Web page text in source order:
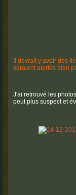
Il devrait y avoir des
seraient alertés bien
J'ai retrouvé les
peut plus suspect et